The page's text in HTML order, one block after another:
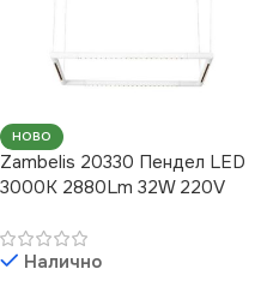
НОВО
Zambelis 20330 Пендел LED
3000K 2880Lm 32W 220V
Налично